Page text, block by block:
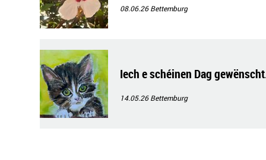
08.06.26Bettemburg
Iech e schéinen Dag
14.05.26Bettemburg